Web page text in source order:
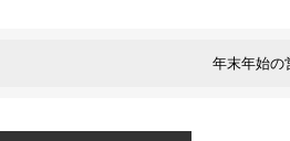
年末年始の